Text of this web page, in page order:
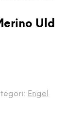
Uld
Engel